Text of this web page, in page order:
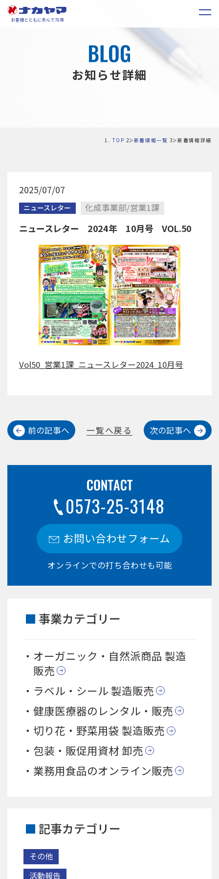
お客様とともに歩んで76年
お知らせ詳細
TOP 新着情報一覧 新着情報詳細
2025/07/07
ニュースレター 化成事業部/営業1課
ニュースレター 2024年 10月号 VOL.50
Vol50_営業1課_ニュースレター2024_10月号
前の記事へ 一覧へ戻る 次の記事へ
0573-25-3148
お問い合わせフォーム
オンラインでの打ち合わせも可能
事業カテゴリー
オーガニック・自然派商品 製造
販売
ラベル・シール 製造販売
健康医療器のレンタル・販売
切り花・野菜用袋 製造販売
包装・販促用資材 卸売
業務用食品のオンライン販売
記事カテゴリー
その他
活動報告